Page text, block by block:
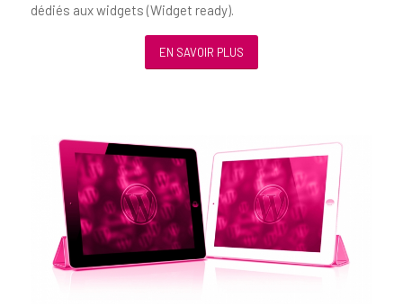
dédiés aux widgets (Widget ready).
EN SAVOIR PLUS